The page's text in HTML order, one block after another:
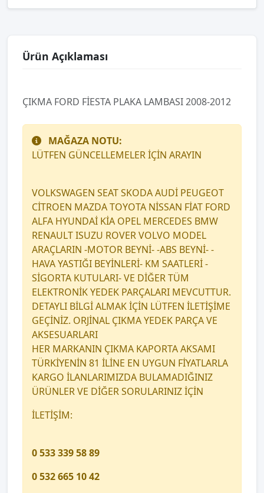
Ürün Açıklaması
ÇIKMA FORD FİESTA PLAKA LAMBASI 2008-2012
MAĞAZA NOTU:
LÜTFEN GÜNCELLEMELER İÇİN ARAYIN
VOLKSWAGEN SEAT SKODA AUDİ PEUGEOT
CİTROEN MAZDA TOYOTA NİSSAN FİAT FORD
ALFA HYUNDAİ KİA OPEL MERCEDES BMW
RENAULT ISUZU ROVER VOLVO MODEL
ARAÇLARIN -MOTOR BEYNİ- -ABS BEYNİ- -
HAVA YASTIĞI BEYİNLERİ- KM SAATLERİ -
SİGORTA KUTULARI- VE DİĞER TÜM
ELEKTRONİK YEDEK PARÇALARI MEVCUTTUR.
DETAYLI BİLGİ ALMAK İÇİN LÜTFEN İLETİŞİME
GEÇİNİZ. ORJİNAL ÇIKMA YEDEK PARÇA VE
AKSESUARLARI
HER MARKANIN ÇIKMA KAPORTA AKSAMI
TÜRKİYENİN 81 İLİNE EN UYGUN FİYATLARLA
KARGO İLANLARIMIZDA BULAMADIĞINIZ
ÜRÜNLER VE DİĞER SORULARINIZ İÇİN
İLETİŞİM:
0 533 339 58 89
0 532 665 10 42